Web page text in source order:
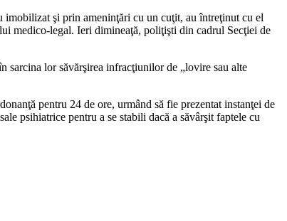
şi prin ameninţări cu un cuţit, au întreţinut cu el
medico-legal. Ieri dimineaţă, poliţişti din cadrul Secţiei de
lor săvărşirea infracţiunilor de „lovire sau alte
pentru 24 de ore, urmând să fie prezentat instanţei de
psihiatrice pentru a se stabili dacă a săvârşit faptele cu